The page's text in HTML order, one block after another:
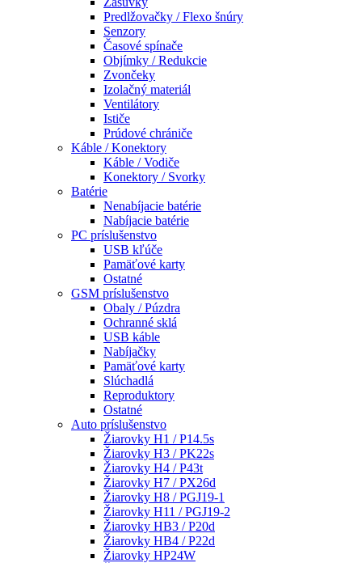
Predlžovačky / Flexo šnúry
Senzory
Časové spínače
Objímky / Redukcie
Zvončeky
Izolačný materiál
Ventilátory
Ističe
Prúdové chrániče
Káble / Konektory
Káble / Vodiče
Konektory / Svorky
Batérie
Nenabíjacie batérie
Nabíjacie batérie
PC príslušenstvo
USB kľúče
Pamäťové karty
Ostatné
GSM príslušenstvo
Obaly / Púzdra
Ochranné sklá
USB káble
Nabíjačky
Pamäťové karty
Slúchadlá
Reproduktory
Ostatné
Auto príslušenstvo
Žiarovky H1 / P14.5s
Žiarovky H3 / PK22s
Žiarovky H4 / P43t
Žiarovky H7 / PX26d
Žiarovky H8 / PGJ19-1
Žiarovky H11 / PGJ19-2
Žiarovky HB3 / P20d
Žiarovky HB4 / P22d
Žiarovky HP24W